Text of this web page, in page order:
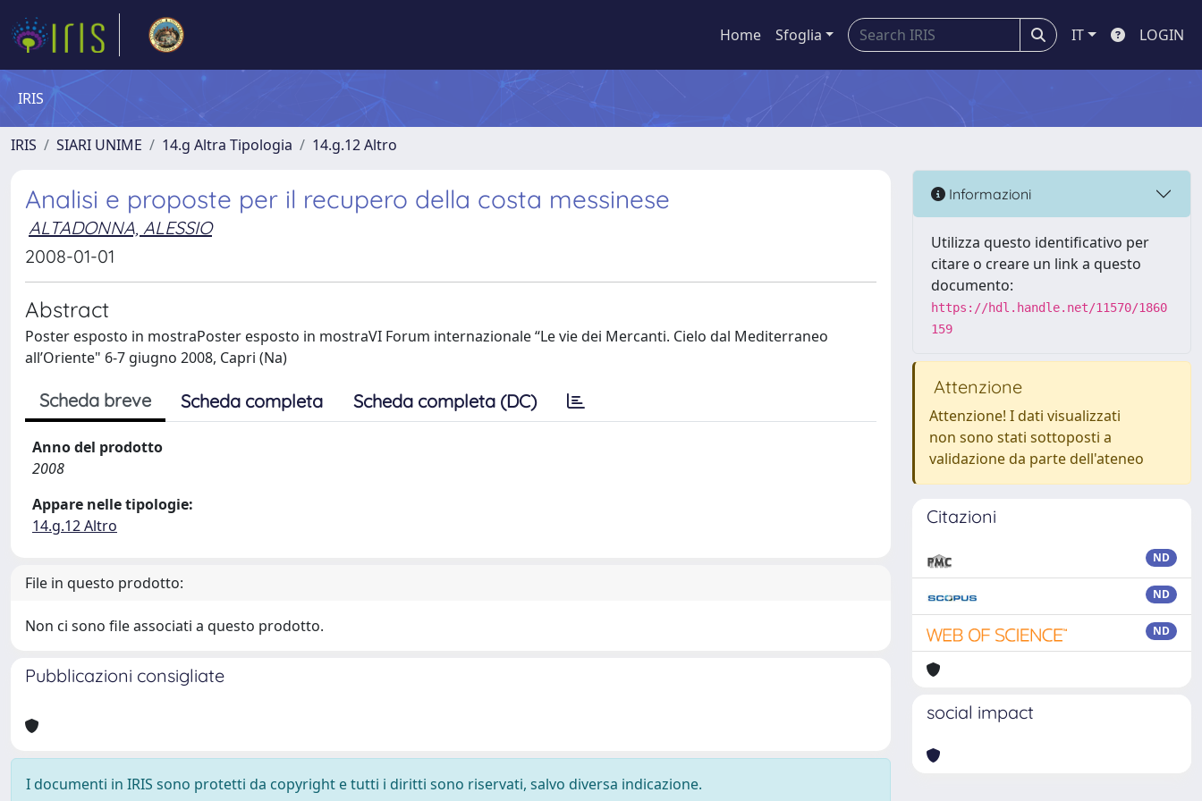
Home Sfoglia IT LOGIN
IRIS
IRIS SIARI UNIME 14.g Altra Tipologia 14.g.12 Altro
Analisi e proposte per il recupero della costa messinese
ALTADONNA, ALESSIO
2008-01-01
Abstract
Poster esposto in mostraPoster esposto in mostraVI Forum internazionale “Le vie dei Mercanti. Cielo dal Mediterraneo
all’Oriente" 6-7 giugno 2008, Capri (Na)
Scheda breve Scheda completa Scheda completa (DC)
Anno del prodotto
2008
Appare nelle tipologie:
14.g.12 Altro
File in questo prodotto:
Non ci sono file associati a questo prodotto.
Pubblicazioni consigliate
I documenti in IRIS sono protetti da copyright e tutti i diritti sono riservati, salvo diversa indicazione.
Informazioni
Utilizza questo identificativo per
citare o creare un link a questo
documento:
https://hdl.handle.net/11570/1860
159
Attenzione
Attenzione! I dati visualizzati
non sono stati sottoposti a
validazione da parte dell'ateneo
Citazioni
ND
ND
ND
social impact